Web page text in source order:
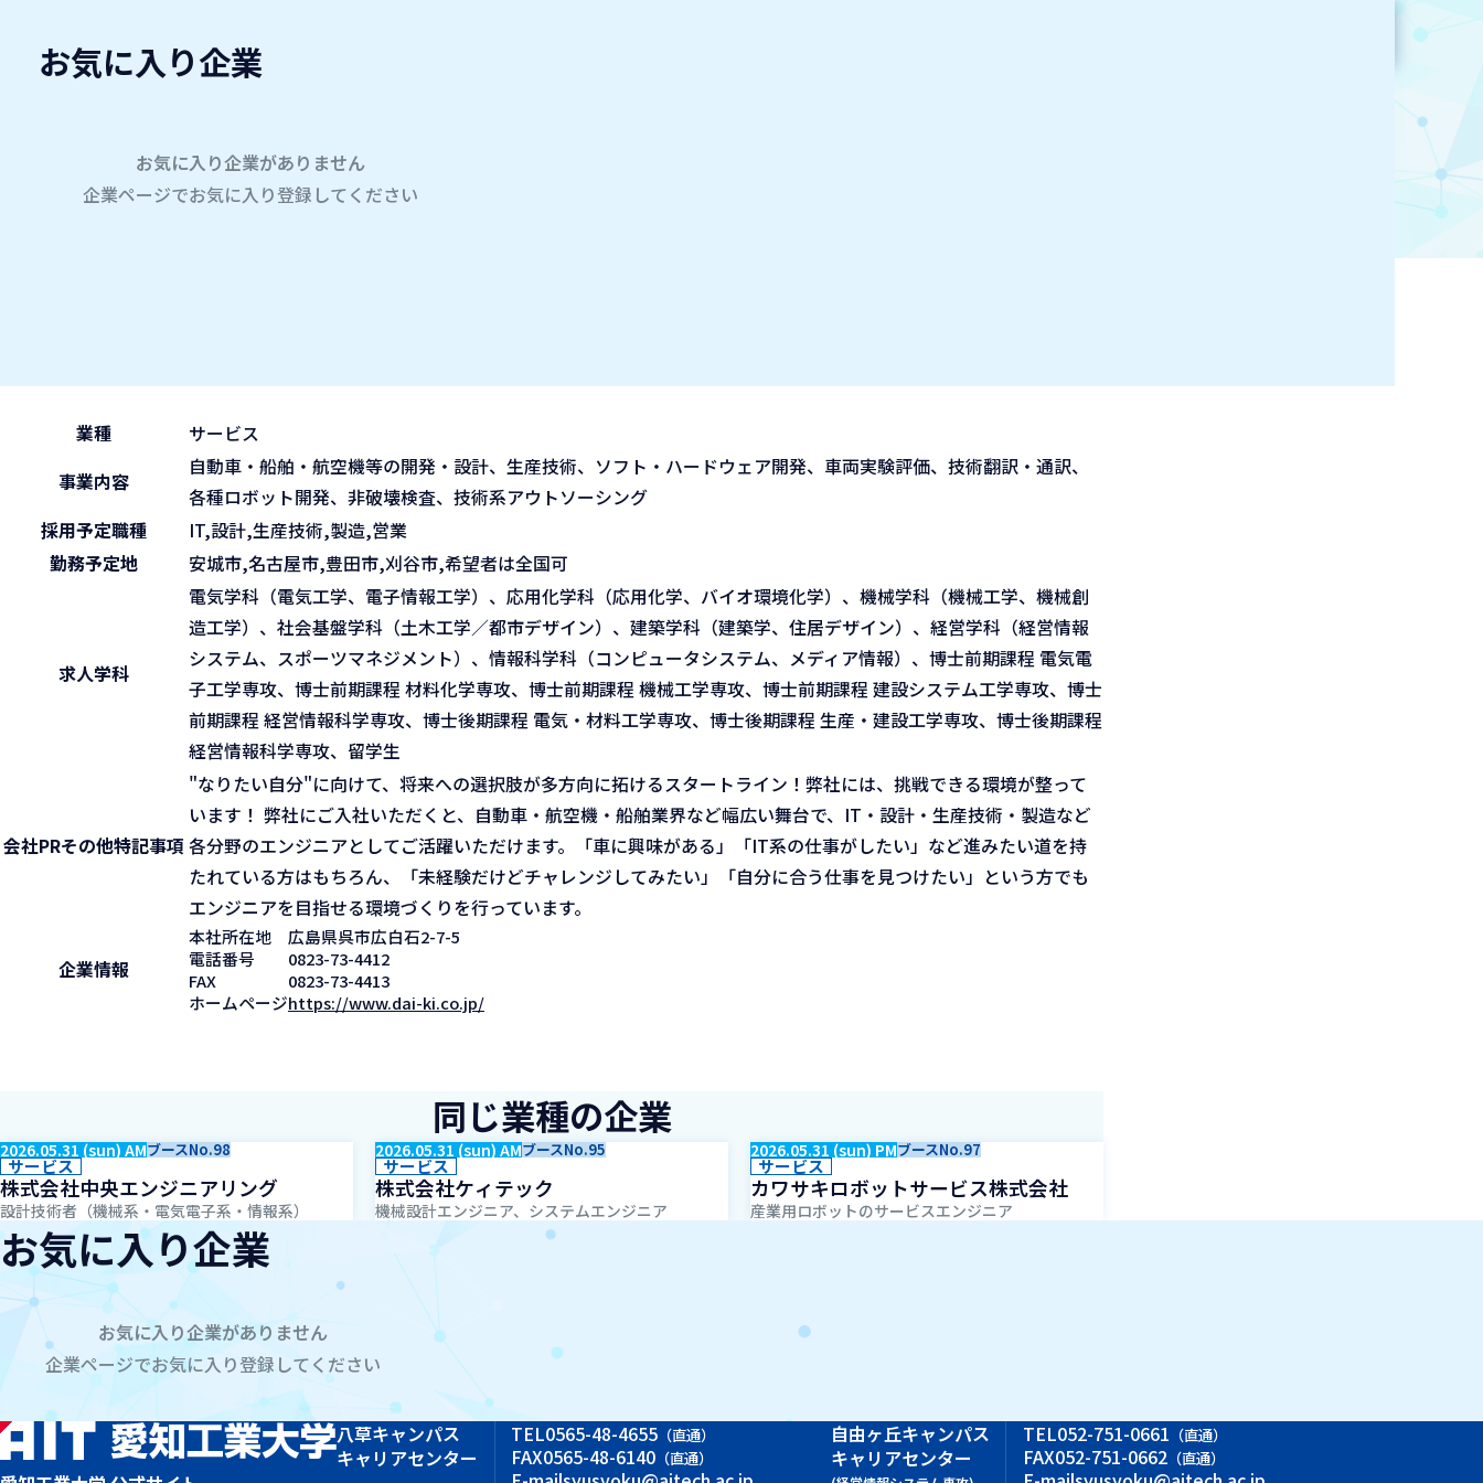
学内企業研究会2026
company
業種
サービス
事業内容
自動車・船舶・航空機等の開発・設計、生産技術、ソフト・ハードウェア開発、車両実験評価、技術翻訳・通訳、
各種ロボット開発、非破壊検査、技術系アウトソーシング
採用予定職種
IT,設計,生産技術,製造,営業
勤務予定地
安城市,名古屋市,豊田市,刈谷市,希望者は全国可
求人学科
電気学科（電気工学、電子情報工学）、応用化学科（応用化学、バイオ環境化学）、機械学科（機械工学、機械創
造工学）、社会基盤学科（土木工学／都市デザイン）、建築学科（建築学、住居デザイン）、経営学科（経営情報
システム、スポーツマネジメント）、情報科学科（コンピュータシステム、メディア情報）、博士前期課程 電気電
子工学専攻、博士前期課程 材料化学専攻、博士前期課程 機械工学専攻、博士前期課程 建設システム工学専攻、博士
前期課程 経営情報科学専攻、博士後期課程 電気・材料工学専攻、博士後期課程 生産・建設工学専攻、博士後期課程
経営情報科学専攻、留学生
会社PRその他特記事項
"なりたい自分"に向けて、将来への選択肢が多方向に拓けるスタートライン！弊社には、挑戦できる環境が整って
います！ 弊社にご入社いただくと、自動車・航空機・船舶業界など幅広い舞台で、IT・設計・生産技術・製造など
各分野のエンジニアとしてご活躍いただけます。「車に興味がある」「IT系の仕事がしたい」など進みたい道を持
たれている方はもちろん、「未経験だけどチャレンジしてみたい」「自分に合う仕事を見つけたい」という方でも
エンジニアを目指せる環境づくりを行っています。
企業情報
本社所在地
広島県呉市広白石2-7-5
電話番号
0823-73-4412
FAX
0823-73-4413
ホームページhttps://www.dai-ki.co.jp/
同じ業種の企業
2026.05.31 (sun) AMブースNo.98
サービス
株式会社中央エンジニアリング
設計技術者（機械系・電気電子系・情報系）
2026.05.31 (sun) AMブースNo.95
サービス
株式会社ケィテック
機械設計エンジニア、システムエンジニア
2026.05.31 (sun) PMブースNo.97
サービス
カワサキロボットサービス株式会社
産業用ロボットのサービスエンジニア
お気に入り企業
お気に入り企業がありません
企業ページでお気に入り登録してください
八草キャンパス
キャリアセンター
TEL0565-48-4655 （直通）
FAX0565-48-6140 （直通）
自由ヶ丘キャンパス
キャリアセンター
TEL052-751-0661 （直通）
FAX052-751-0662（直通）
お気に入り企業
お気に入り企業がありません
企業ページでお気に入り登録してください